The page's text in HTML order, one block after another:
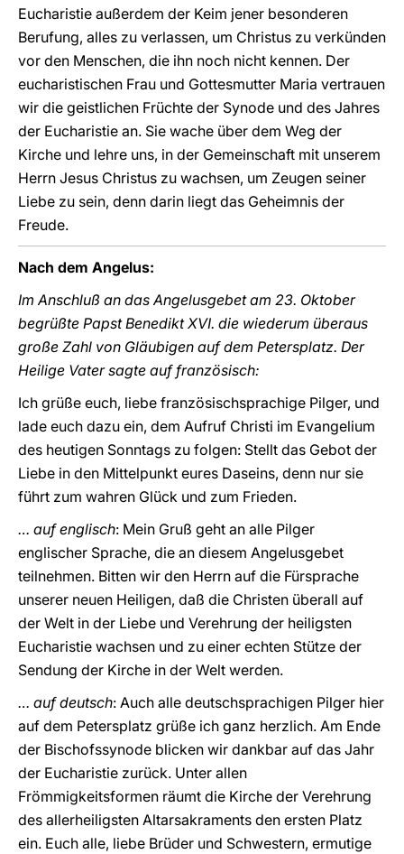
Eucharistie außerdem der Keim jener besonderen
Berufung, alles zu verlassen, um Christus zu verkünden
vor den Menschen, die ihn noch nicht kennen. Der
eucharistischen Frau und Gottesmutter Maria vertrauen
wir die geistlichen Früchte der Synode und des Jahres
der Eucharistie an. Sie wache über dem Weg der
Kirche und lehre uns, in der Gemeinschaft mit unserem
Herrn Jesus Christus zu wachsen, um Zeugen seiner
Liebe zu sein, denn darin liegt das Geheimnis der
Freude.
Nach dem Angelus:
Im Anschluß an das Angelusgebet am 23. Oktober
begrüßte Papst Benedikt XVI. die wiederum überaus
große Zahl von Gläubigen auf dem Petersplatz. Der
Heilige Vater sagte auf französisch:
Ich grüße euch, liebe französischsprachige Pilger, und
lade euch dazu ein, dem Aufruf Christi im Evangelium
des heutigen Sonntags zu folgen: Stellt das Gebot der
Liebe in den Mittelpunkt eures Daseins, denn nur sie
führt zum wahren Glück und zum Frieden.
… auf englisch: Mein Gruß geht an alle Pilger
englischer Sprache, die an diesem Angelusgebet
teilnehmen. Bitten wir den Herrn auf die Fürsprache
unserer neuen Heiligen, daß die Christen überall auf
der Welt in der Liebe und Verehrung der heiligsten
Eucharistie wachsen und zu einer echten Stütze der
Sendung der Kirche in der Welt werden.
… auf deutsch: Auch alle deutschsprachigen Pilger hier
auf dem Petersplatz grüße ich ganz herzlich. Am Ende
der Bischofssynode blicken wir dankbar auf das Jahr
der Eucharistie zurück. Unter allen
Frömmigkeitsformen räumt die Kirche der Verehrung
des allerheiligsten Altarsakraments den ersten Platz
ein. Euch alle, liebe Brüder und Schwestern, ermutige